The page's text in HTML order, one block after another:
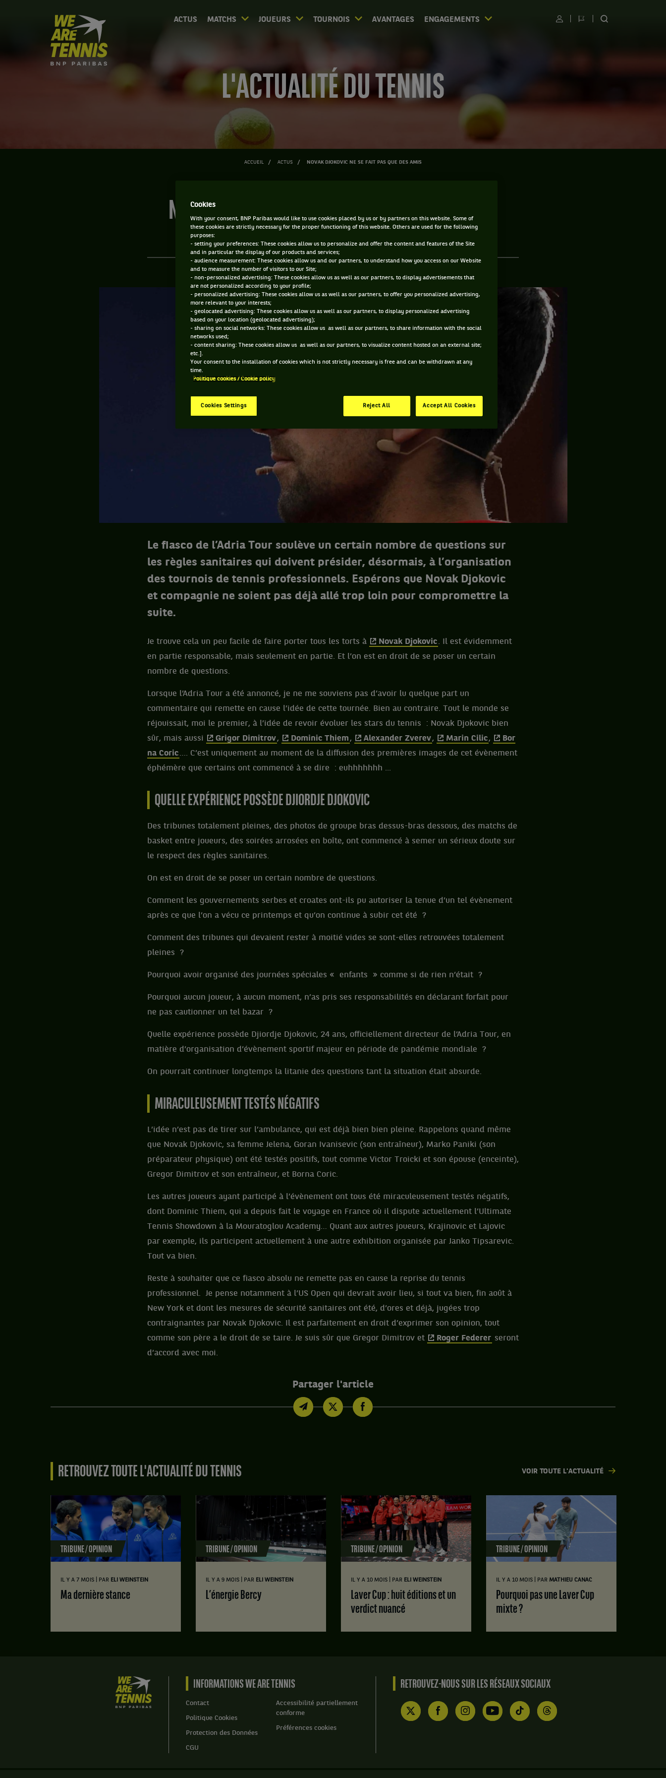
We
are
Tennis
by
BNP
ACTUS MATCHS JOUEURS TOURNOIS AVANTAGES ENGAGEMENTS UtilisateurChangerRECHERCHER
L'ACTUALITÉ DU TENNIS
ACCUEIL ACTUS NOVAK DJOKOVIC NE SE FAIT PAS QUE DES AMIS
Novak Djokovic ne se fait pas que des amis
Le fiasco de l’Adria Tour soulève un certain nombre de questions sur
les règles sanitaires qui doivent présider, désormais, à l’organisation
des tournois de tennis professionnels. Espérons que Novak Djokovic
et compagnie ne soient pas déjà allé trop loin pour compromettre la
suite.
Je trouve cela un peu facile de faire porter tous les torts à Novak Djokovic. Il est évidemment
en partie responsable, mais seulement en partie. Et l’on est en droit de se poser un certain
nombre de questions.
Lorsque l’Adria Tour a été annoncé, je ne me souviens pas d’avoir lu quelque part un
commentaire qui remette en cause l’idée de cette tournée. Bien au contraire. Tout le monde se
réjouissait, moi le premier, à l’idée de revoir évoluer les stars du tennis : Novak Djokovic bien
sûr, mais aussi
Grigor Dimitrov, Dominic Thiem , Alexander Zverev, Marin Cilic,
Bor
na Coric…. C’est uniquement au moment de la diffusion des premières images de cet évènement
éphémère que certains ont commencé à se dire : euhhhhhhh ...
QUELLE EXPÉRIENCE POSSÈDE DJIORDJE DJOKOVIC
Des tribunes totalement pleines, des photos de groupe bras dessus-bras dessous, des matchs de
basket entre joueurs, des soirées arrosées en boîte, ont commencé à semer un sérieux doute sur
le respect des règles sanitaires.
On est en droit de se poser un certain nombre de questions.
Comment les gouvernements serbes et croates ont-ils pu autoriser la tenue d’un tel évènement
après ce que l’on a vécu ce printemps et qu’on continue à subir cet été ?
Comment des tribunes qui devaient rester à moitié vides se sont-elles retrouvées totalement
pleines ?
Pourquoi avoir organisé des journées spéciales « enfants » comme si de rien n’était ?
Pourquoi aucun joueur, à aucun moment, n’as pris ses responsabilités en déclarant forfait pour
ne pas cautionner un tel bazar ?
Quelle expérience possède Djiordje Djokovic, 24 ans, officiellement directeur de l’Adria Tour, en
matière d’organisation d’évènement sportif majeur en période de pandémie mondiale ?
On pourrait continuer longtemps la litanie des questions tant la situation était absurde.
MIRACULEUSEMENT TESTÉS NÉGATIFS
L’idée n’est pas de tirer sur l’ambulance, qui est déjà bien bien pleine. Rappelons quand même
que Novak Djokovic, sa femme Jelena, Goran Ivanisevic (son entraîneur), Marko Paniki (son
préparateur physique) ont été testés positifs, tout comme Victor Troicki et son épouse (enceinte),
Gregor Dimitrov et son entraîneur, et Borna Coric.
Les autres joueurs ayant participé à l’évènement ont tous été miraculeusement testés négatifs,
dont Dominic Thiem, qui a depuis fait le voyage en France où il dispute actuellement l’Ultimate
Tennis Showdown à la Mouratoglou Academy… Quant aux autres joueurs, Krajinovic et Lajovic
par exemple, ils participent actuellement à une autre exhibition organisée par Janko Tipsarevic.
Tout va bien.
Reste à souhaiter que ce fiasco absolu ne remette pas en cause la reprise du tennis
professionnel.
Je pense notamment à l’US Open qui devrait avoir lieu, si tout va bien, fin août à
New York et dont les mesures de sécurité sanitaires ont été, d’ores et déjà, jugées trop
contraignantes par Novak Djokovic. Il est parfaitement en droit d’exprimer son opinion, tout
comme son père a le droit de se taire. Je suis sûr que Gregor Dimitrov et
Roger Federer seront
d’accord avec moi.
Partager l'article
RETROUVEZ TOUTE L'ACTUALITÉ DU TENNIS
TRIBUNE / OPINION
IL Y A 7 MOIS PAR ELI WEINSTEIN
Ma dernière stance
TRIBUNE / OPINION
IL Y A 9 MOIS PAR ELI WEINSTEIN
L’énergie Bercy
TRIBUNE / OPINION
IL Y A 10 MOIS PAR ELI WEINSTEIN
Laver Cup : huit éditions et un
verdict nuancé
TRIBUNE / OPINION
IL Y A 10 MOIS PAR MATHIEU CANAC
Pourquoi pas une Laver Cup
mixte ?
VOIR TOUTE L'ACTUALITÉ
We
are
Tennis
by
INFORMATIONS WE ARE TENNIS
Contact
Politique Cookies
Protection des Données
CGU
Accessibilité partiellement
conforme
Préférences cookies
RETROUVEZ-NOUS SUR LES RÉSEAUX SOCIAUX
Cookies
With your consent, BNP Paribas would like to use cookies placed by us or by partners on this website. Some of
these cookies are strictly necessary for the proper functioning of this website. Others are used for the following
purposes:
- setting your preferences: These cookies allow us to personalize and offer the content and features of the Site
and in particular the display of our products and services;
- audience measurement: These cookies allow us and our partners, to understand how you access on our Website
and to measure the number of visitors to our Site;
- non-personalized advertising: These cookies allow us as well as our partners, to display advertisements that
are not personalized according to your profile;
- personalized advertising: These cookies allow us as well as our partners, to offer you personalized advertising,
more relevant to your interests;
- geolocated advertising: These cookies allow us as well as our partners, to display personalized advertising
based on your location (geolocated advertising);
- sharing on social networks: These cookies allow us as well as our partners, to share information with the social
networks used;
- content sharing: These cookies allow us as well as our partners, to visualize content hosted on an external site;
etc.].
Your consent to the installation of cookies which is not strictly necessary is free and can be withdrawn at any
time.
Politique cookies / Cookie policy
Cookies Settings Reject All Accept All Cookies